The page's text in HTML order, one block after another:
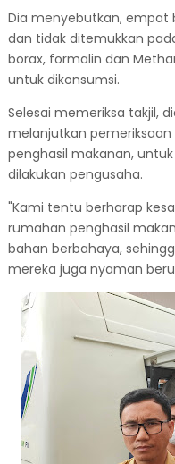
Dia menyebutkan, empat
dan tidak ditemukkan
borax, formalin dan
untuk dikonsumsi.
Selesai memeriksa takjil,
melanjutkan
penghasil makanan,
dilakukan pengusaha.
"Kami tentu berharap
rumahan penghasil
bahan berbahaya,
mereka juga nyaman